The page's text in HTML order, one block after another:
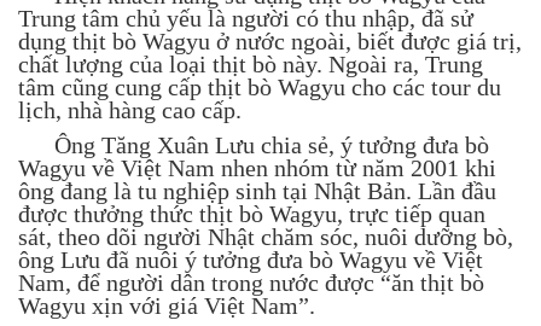
Trung tâm chủ yếu là người có thu nhập, đã sử
dụng thịt bò Wagyu ở nước ngoài, biết được giá trị,
chất lượng của loại thịt bò này. Ngoài ra, Trung
tâm cũng cung cấp thịt bò Wagyu cho các tour du
lịch, nhà hàng cao cấp.
Ông Tăng Xuân Lưu chia sẻ, ý tưởng đưa bò
Wagyu về Việt Nam nhen nhóm từ năm 2001 khi
ông đang là tu nghiệp sinh tại Nhật Bản. Lần đầu
được thưởng thức thịt bò Wagyu, trực tiếp quan
sát, theo dõi người Nhật chăm sóc, nuôi dưỡng bò,
ông Lưu đã nuôi ý tưởng đưa bò Wagyu về Việt
Nam, để người dân trong nước được “ăn thịt bò
Wagyu xịn với giá Việt Nam”.